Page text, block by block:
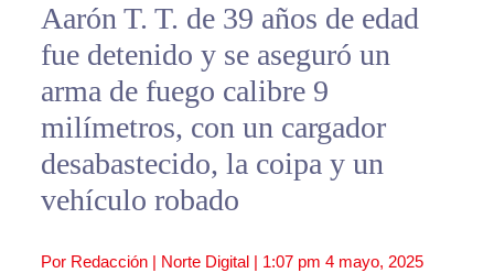
Aarón T. T. de 39 años de edad
fue detenido y se aseguró un
arma de fuego calibre 9
milímetros, con un cargador
desabastecido, la coipa y un
vehículo robado
Por Redacción | Norte Digital | 1:07 pm 4 mayo, 2025